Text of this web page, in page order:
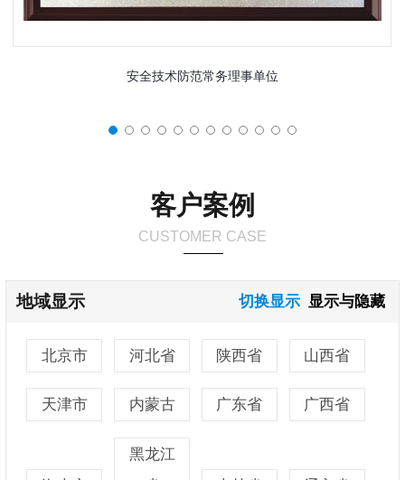
安全技术防范常务理事单位
客户案例
CUSTOMER CASE
地域显示 显示与隐藏
切换显示
北京市 河北省 陕西省 山西省
天津市 内蒙古 广东省 广西省
黑龙江